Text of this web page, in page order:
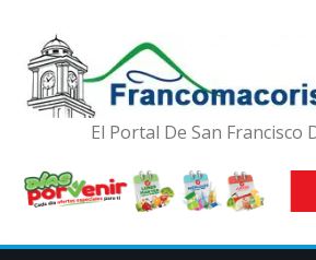
El Portal De San Francisco